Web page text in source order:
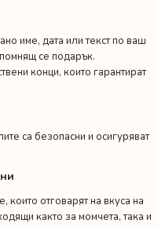
име, дата или текст по ваш
се подарък.
конци, които гарантират
са безопасни и осигуряват
отговарят на вкуса на
както за момчета, така и